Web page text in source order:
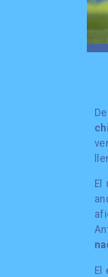
El
El